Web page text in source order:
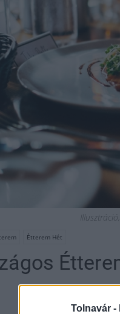
Tolnavár -
Étterem Hét